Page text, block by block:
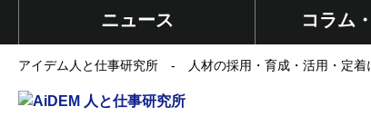
ニュース コラム
アイデム人と仕事研究所 - 人材の採用・育成・活用・定着